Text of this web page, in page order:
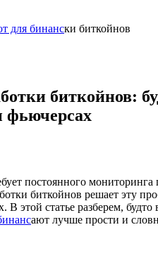
для бинански биткойнов
биткойнов:
фьючерсах
постоянного
биткойнов решает эту
этой статье разберем,
ают лучше прости и